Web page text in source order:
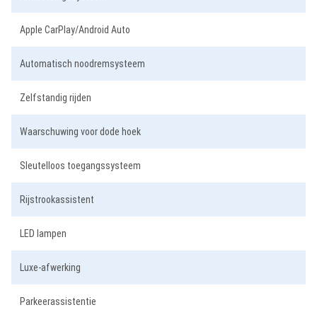
Apple CarPlay/Android Auto
Automatisch noodremsysteem
Zelfstandig rijden
Waarschuwing voor dode hoek
Sleutelloos toegangssysteem
Rijstrookassistent
LED lampen
Luxe-afwerking
Parkeerassistentie